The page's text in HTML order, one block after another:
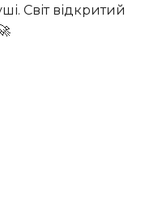
Світ відкритий